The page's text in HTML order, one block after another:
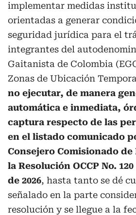
implementar medidas
orientadas a generar
seguridad jurídica para el
integrantes del
Gaitanista de Colombia
Zonas de Ubicación
no ejecutar, de manera
automática e inmediata,
captura respecto de las
en el listado comunicado
Consejero Comisionado de
la Resolución OCCP No.
de 2026, hasta tanto se dé
señalado en la parte
resolución y se llegue a la